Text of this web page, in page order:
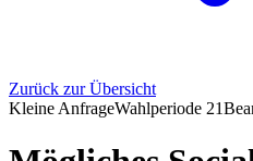
Zurück zur Übersicht
Kleine AnfrageWahlperiode 21